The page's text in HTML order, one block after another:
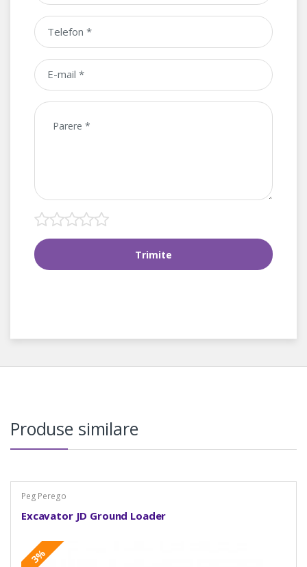
Produse similare
Peg Perego
Excavator JD Ground Loader
3%